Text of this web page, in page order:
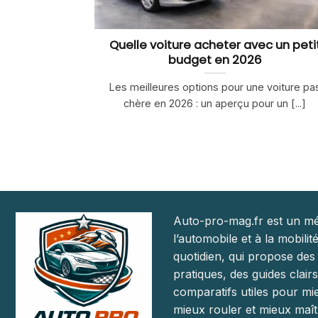
Quelle voiture acheter avec un
budget en 2026
Les meilleures options pour une voiture
chère en 2026 : un aperçu pour un [...]
Auto-pro-mag.fr est un
l’automobile et à la
quotidien, qui propose des
pratiques, des guides
comparatifs utiles pour
mieux rouler et mieux